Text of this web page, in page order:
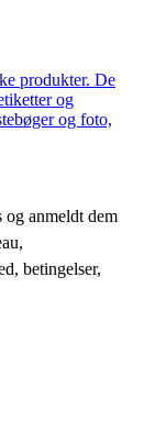
produkter. De
og
og foto,
og anmeldt dem
betingelser,